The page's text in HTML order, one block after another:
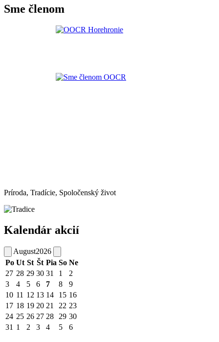
Sme členom
Príroda, Tradície, Spoločenský život
Kalendár akcií
August2026
Po Ut St Št Pia So Ne
27 28 29 30 31 1
2
3
4 5 6 7 8
9
10 11 12 13 14 15 16
17 18 19 20 21 22 23
24 25 26 27 28 29 30
31 1 2 3 4 5 6